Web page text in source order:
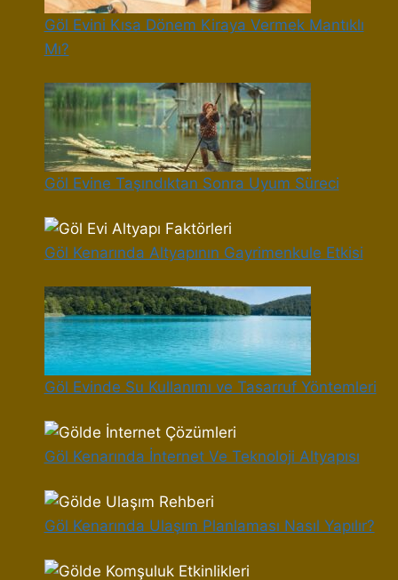
Göl Evini Kısa Dönem Kiraya Vermek Mantıklı
Mı?
Göl Evine Taşındıktan Sonra Uyum Süreci
Göl Kenarında Altyapının Gayrimenkule Etkisi
Göl Evinde Su Kullanımı ve Tasarruf Yöntemleri
Göl Kenarında İnternet Ve Teknoloji Altyapısı
Göl Kenarında Ulaşım Planlaması Nasıl Yapılır?